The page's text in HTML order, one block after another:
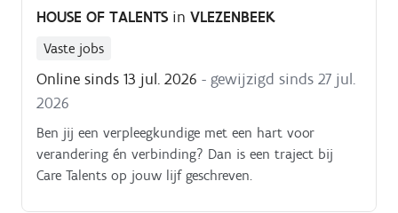
HOUSE OF TALENTS in VLEZENBEEK
Vaste jobs
Online sinds 13 jul. 2026 - gewijzigd sinds 27 jul.
2026
Ben jij een verpleegkundige met een hart voor
verandering én verbinding? Dan is een traject bij
Care Talents op jouw lijf geschreven.